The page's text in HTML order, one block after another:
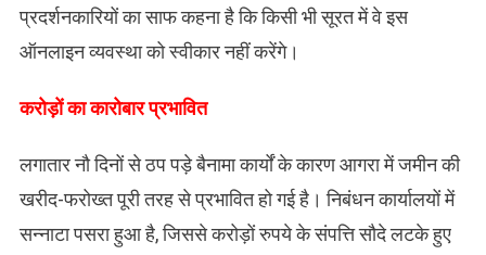
प्रदर्शनकारियों का साफ कहना है कि किसी भी सूरत में वे इस
ऑनलाइन व्यवस्था को स्वीकार नहीं करेंगे।
करोड़ों का कारोबार प्रभावित
लगातार नौ दिनों से ठप पड़े बैनामा कार्यों के कारण आगरा में जमीन की
खरीद-फरोख्त पूरी तरह से प्रभावित हो गई है। निबंधन कार्यालयों में
सन्नाटा पसरा हुआ है, जिससे करोड़ों रुपये के संपत्ति सौदे लटके हुए